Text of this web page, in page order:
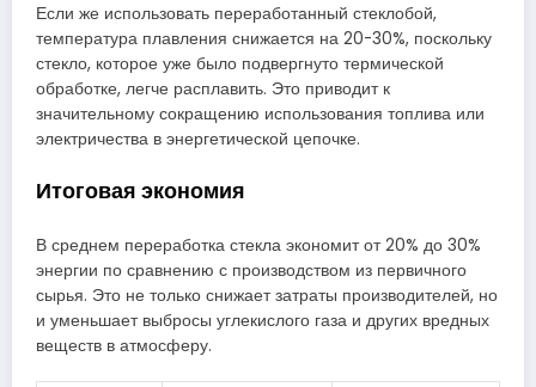
Если же использовать переработанный стеклобой,
температура плавления снижается на 20-30%, поскольку
стекло, которое уже было подвергнуто термической
обработке, легче расплавить. Это приводит к
значительному сокращению использования топлива или
электричества в энергетической цепочке.
Итоговая экономия
В среднем переработка стекла экономит от 20% до 30%
энергии по сравнению с производством из первичного
сырья. Это не только снижает затраты производителей, но
и уменьшает выбросы углекислого газа и других вредных
веществ в атмосферу.